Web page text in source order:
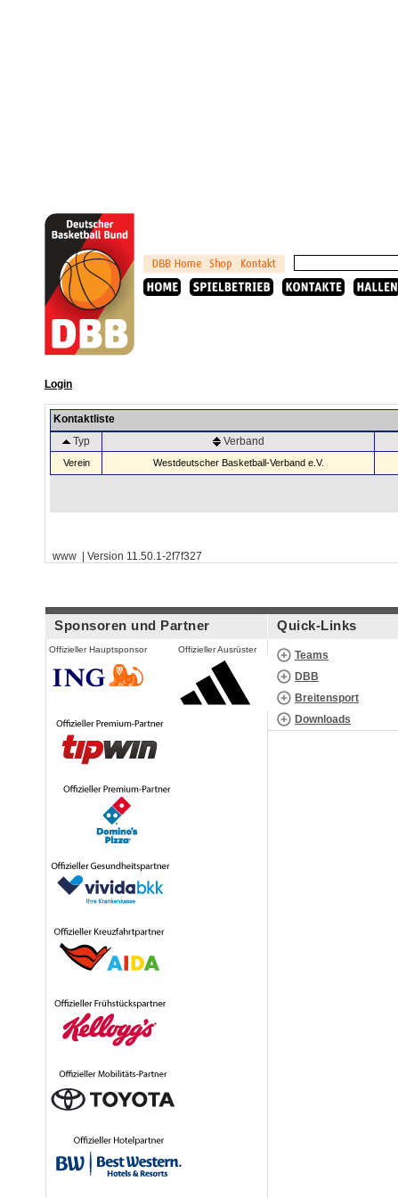
Login
Kontaktliste
Typ
Verband
Verein Westdeutscher Basketball-Verband e.V.
www | Version 11.50.1-2f7f327
Sponsoren und Partner
Offizieller Hauptsponsor Offizieller Ausrüster
Quick-Links
Teams
DBB
Breitensport
Downloads